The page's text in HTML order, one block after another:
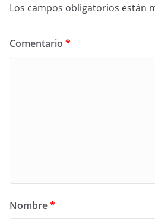
Los campos obligatorios están
Comentario *
Nombre*